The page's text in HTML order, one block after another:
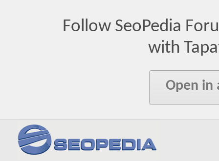
Follow SeoPedia
with
Open in